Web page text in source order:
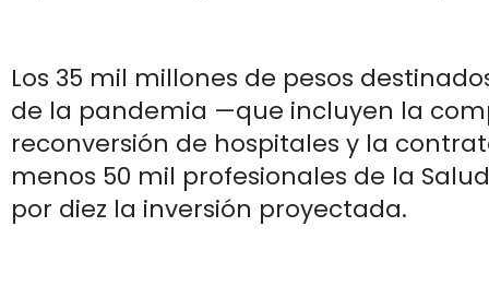
Los 35 mil millones de pesos
de la pandemia —que incluyen la
reconversión de hospitales y la
menos 50 mil profesionales de la
por diez la inversión proyectada.